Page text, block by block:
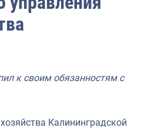
к своим обязанностям с
Калининградской